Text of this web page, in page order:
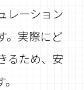
レーション
。実際にど
るため、安